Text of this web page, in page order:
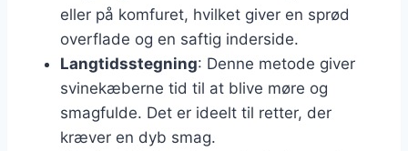
eller på komfuret, hvilket giver en sprød
overflade og en saftig inderside.
Langtidsstegning: Denne metode giver
svinekæberne tid til at blive møre og
smagfulde. Det er ideelt til retter, der
kræver en dyb smag.